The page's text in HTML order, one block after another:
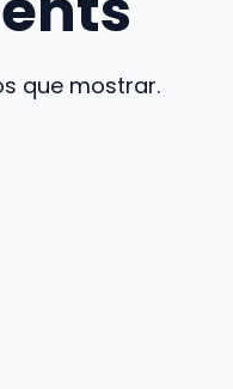
que mostrar.